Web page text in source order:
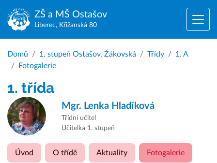
ZŠ a MŠ Ostašov
Liberec, Křižanská 80
Domů 1. stupeň Ostašov, Žákovská Třídy
1. A
Fotogalerie
1. třída
Mgr. Lenka Hladíková
Třídní učitel
Učitelka 1. stupeň
Úvod O třídě Aktuality Fotogalerie